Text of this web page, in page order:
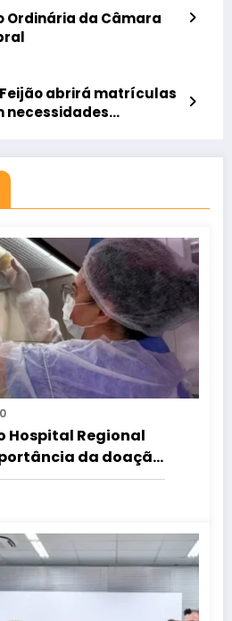
Ordinária da Câmara
abrirá matrículas
necessidades
0
Hospital Regional
da doação
internados